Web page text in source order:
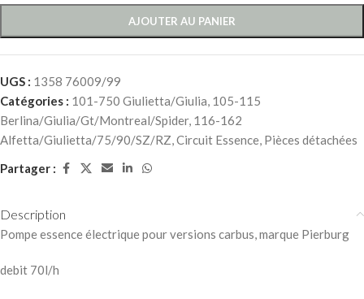
AJOUTER AU PANIER
UGS : 1358 76009/99
Catégories : 101-750 Giulietta/Giulia, 105-115
Berlina/Giulia/Gt/Montreal/Spider, 116-162
Alfetta/Giulietta/75/90/SZ/RZ,Circuit Essence, Pièces détachées
Partager :
Description
Pompe essence électrique pour versions carbus, marque Pierburg
debit 70l/h